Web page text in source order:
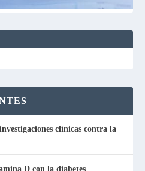
clínicas contra la
D con la diabetes